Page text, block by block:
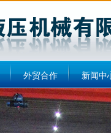
外贸合作 新闻中